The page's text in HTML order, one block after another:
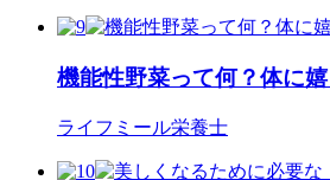
機能性野菜って何？体に
ライフミール栄養士